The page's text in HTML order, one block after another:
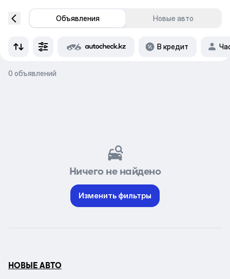
Объявления Новые авто
В кредит
0 объявлений
Ничего не найдено
Изменить фильтры
НОВЫЕ АВТО